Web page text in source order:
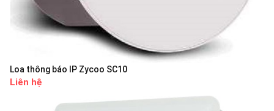
Loa thông báo IP Zycoo SC10
Liên hệ